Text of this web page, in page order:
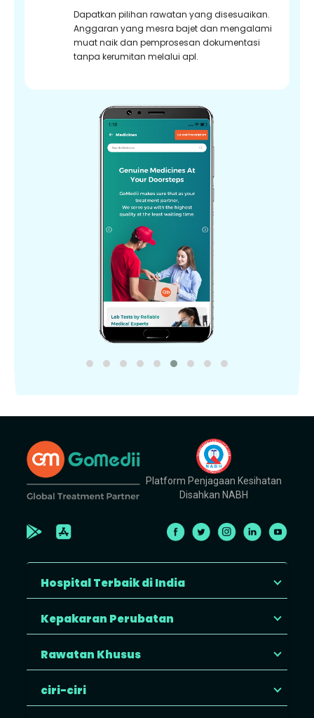
Dapatkan pilihan rawatan yang disesuaikan.
Anggaran yang mesra bajet dan mengalami
muat naik dan pemprosesan dokumentasi
tanpa kerumitan melalui apl.
Platform Penjagaan Kesihatan
Disahkan NABH
Hospital Terbaik di India
Kepakaran Perubatan
Rawatan Khusus
ciri-ciri